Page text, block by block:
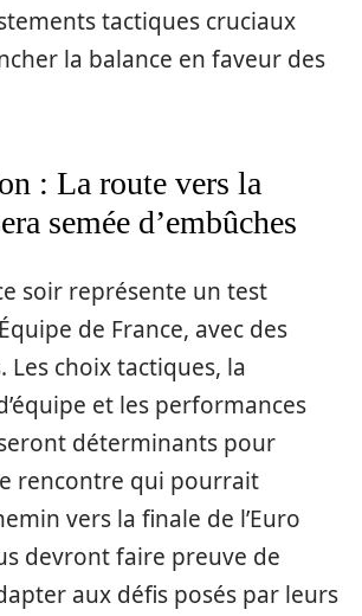
tactiques cruciaux
la balance en faveur des
: La route vers la
semée d’embûches
soir représente un test
de France, avec des
Les choix tactiques, la
et les performances
déterminants pour
rencontre qui pourrait
vers la finale de l’Euro
devront faire preuve de
aux défis posés par leurs